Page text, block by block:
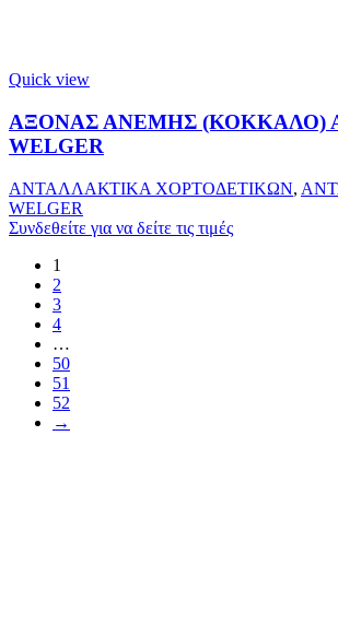
Quick view
ΑΞΟΝΑΣ ΑΝΕΜΗΣ (ΚΟΚΚΑΛΟ)
WELGER
ΑΝΤΑΛΛΑΚΤΙΚΑ ΧΟΡΤΟΔΕΤΙΚΩΝ,
WELGER
Συνδεθείτε για να δείτε τις τιμές
1
2
3
4
…
50
51
52
→